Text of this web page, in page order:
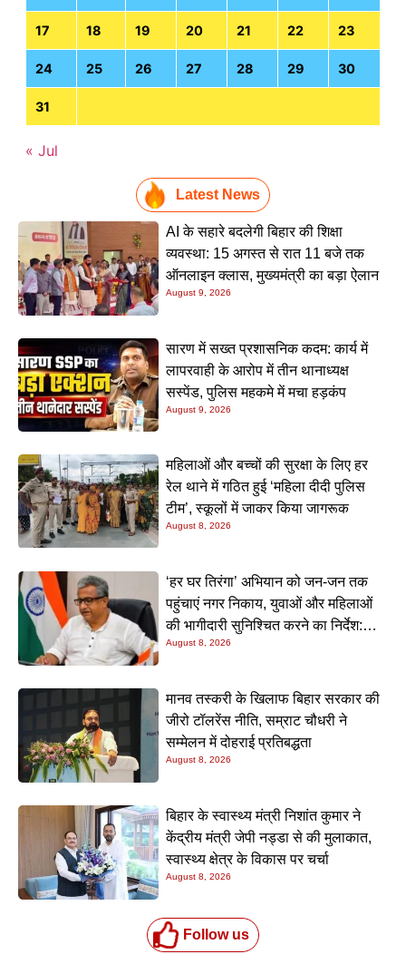
17 18 19 20 21 22 23
24 25 26 27 28 29 30
31
« Jul
Latest News
AI के सहारे बदलेगी बिहार की शिक्षा
व्यवस्था: 15 अगस्त से रात 11 बजे तक
ऑनलाइन क्लास, मुख्यमंत्री का बड़ा ऐलान
August 9, 2026
सारण में सख्त प्रशासनिक कदम: कार्य में
लापरवाही के आरोप में तीन थानाध्यक्ष
सस्पेंड, पुलिस महकमे में मचा हड़कंप
August 9, 2026
महिलाओं और बच्चों की सुरक्षा के लिए हर
रेल थाने में गठित हुई ‘महिला दीदी पुलिस
टीम’, स्कूलों में जाकर किया जागरूक
August 8, 2026
‘हर घर तिरंगा’ अभियान को जन-जन तक
पहुंचाएं नगर निकाय, युवाओं और महिलाओं
की भागीदारी सुनिश्चित करने का निर्देश:
नीतीश मिश्रा
August 8, 2026
मानव तस्करी के खिलाफ बिहार सरकार की
जीरो टॉलरेंस नीति, सम्राट चौधरी ने
सम्मेलन में दोहराई प्रतिबद्धता
August 8, 2026
बिहार के स्वास्थ्य मंत्री निशांत कुमार ने
केंद्रीय मंत्री जेपी नड्डा से की मुलाकात,
स्वास्थ्य क्षेत्र के विकास पर चर्चा
August 8, 2026
Follow us